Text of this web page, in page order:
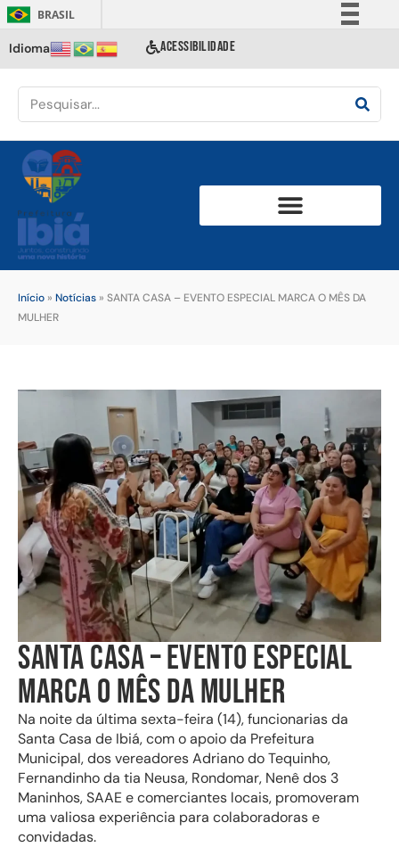
BRASIL
Comunica BR
Acesso à informação
Idioma ACESSIBILIDADE
Início » Notícias » SANTA CASA – EVENTO ESPECIAL MARCA O MÊS DA
MULHER
SANTA CASA – EVENTO ESPECIAL
MARCA O MÊS DA MULHER
Na noite da última sexta-feira (14), funcionarias da
Santa Casa de Ibiá, com o apoio da Prefeitura
Municipal, dos vereadores Adriano do Tequinho,
Fernandinho da tia Neusa, Rondomar, Nenê dos 3
Maninhos, SAAE e comerciantes locais, promoveram
uma valiosa experiência para colaboradoras e
convidadas.